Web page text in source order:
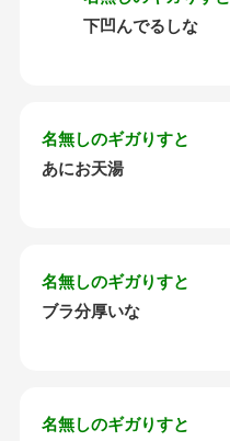
下凹んでるしな
名無しのギガりすと
あにお天湯
名無しのギガりすと
ブラ分厚いな
名無しのギガりすと